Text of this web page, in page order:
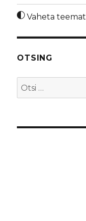
Vaheta teemat
OTSING
Otsi: